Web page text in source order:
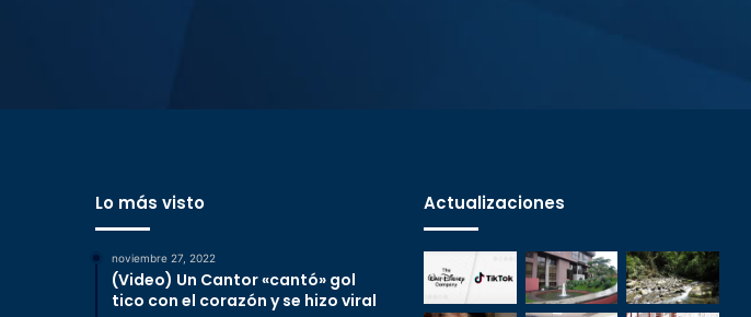
Lo más visto
noviembre 27, 2022
(Video) Un Cantor «cantó» gol
tico con el corazón y se hizo viral
Actualizaciones